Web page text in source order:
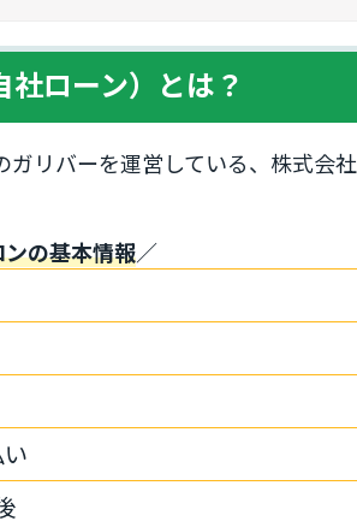
ローン）とは？
リバーを運営している、株式会社
の基本情報／